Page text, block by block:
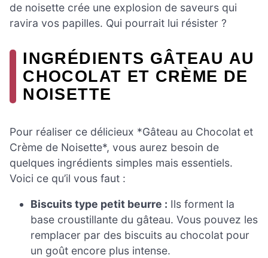
de noisette crée une explosion de saveurs qui
ravira vos papilles. Qui pourrait lui résister ?
INGRÉDIENTS GÂTEAU AU
CHOCOLAT ET CRÈME DE
NOISETTE
Pour réaliser ce délicieux *Gâteau au Chocolat et
Crème de Noisette*, vous aurez besoin de
quelques ingrédients simples mais essentiels.
Voici ce qu’il vous faut :
Biscuits type petit beurre : Ils forment la
base croustillante du gâteau. Vous pouvez les
remplacer par des biscuits au chocolat pour
un goût encore plus intense.